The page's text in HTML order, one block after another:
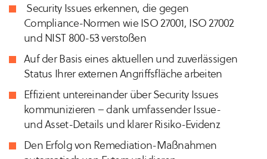
Security Issues erkennen, die gegen
Compliance-Normen wie ISO 27001, ISO 27002
und NIST 800-53 verstoßen
Auf der Basis eines aktuellen und zuverlässigen
Status Ihrer externen Angriffsfläche arbeiten
Effizient untereinander über Security Issues
kommunizieren – dank umfassender Issue-
und Asset-Details und klarer Risiko-Evidenz
Den Erfolg von Remediation-Maßnahmen